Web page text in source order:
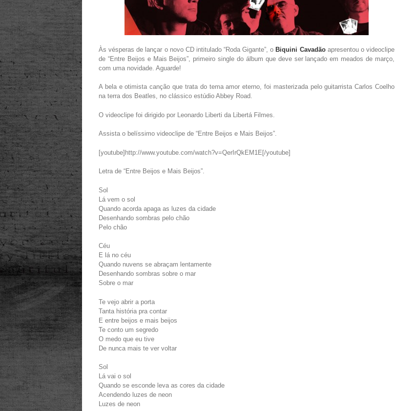
Às vésperas de lançar o novo CD intitulado “Roda Gigante”, oBiquini Cavadãoapresentou o videoclipe
de “Entre Beijos e Mais Beijos”, primeiro single do álbum quedeve ser lançado em meados de março,
com uma novidade. Aguarde!
A bela e otimista canção que trata do tema amor eterno, foi masterizada pelo guitarrista Carlos Coelho
na terra dos Beatles, no clássico estúdio Abbey Road.
O videoclipe foi dirigido por Leonardo Liberti da Libertá Filmes.
Assista o belíssimo videoclipe de “Entre Beijos e Mais Beijos”.
[youtube]http://www.youtube.com/watch?v=QerIrQkEM1E[/youtube]
Letra de “Entre Beijos e Mais Beijos”.
Sol
Lá vem o sol
Quando acorda apaga as luzes da cidade
Desenhando sombras pelo chão
Pelo chão
Céu
E lá no céu
Quando nuvens se abraçam lentamente
Desenhando sombras sobre o mar
Sobre o mar
Te vejo abrir a porta
Tanta história pra contar
E entre beijos e mais beijos
Te conto um segredo
O medo que eu tive
De nunca mais te ver voltar
Sol
Lá vai o sol
Quando se esconde leva as cores da cidade
Acendendo luzes de neon
Luzes de neon